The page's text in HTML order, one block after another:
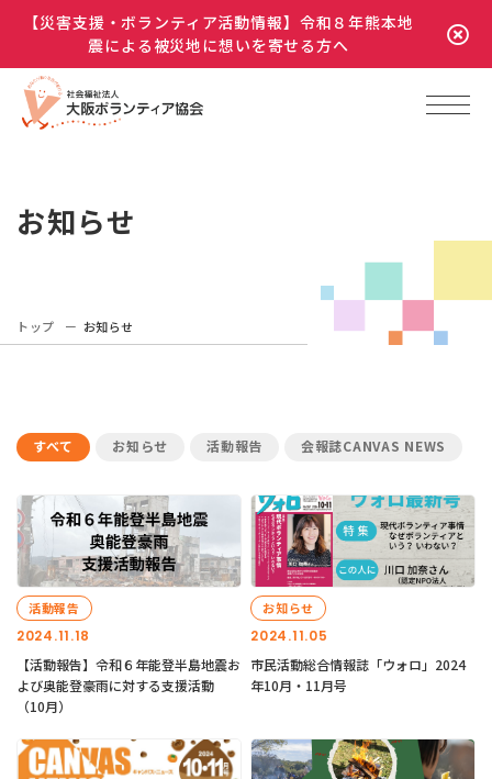
【災害支援・ボランティア活動情報】令和８年熊本地
震による被災地に想いを寄せる方へ
お知らせ
トップ お知らせ
すべて お知らせ 活動報告 会報誌CANVAS NEWS
2024.11.18
活動報告
【活動報告】令和６年能登半島地震お
よび奥能登豪雨に対する支援活動
（10月）
2024.11.05
お知らせ
市民活動総合情報誌「ウォロ」2024
年10月・11月号